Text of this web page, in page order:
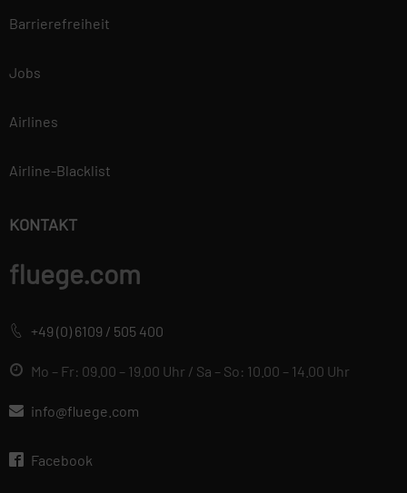
Barrierefreiheit
Jobs
Airlines
Airline-Blacklist
KONTAKT
fluege.com
+49 (0) 6109 / 505 400
Mo – Fr: 09.00 – 19.00 Uhr / Sa – So: 10.00 – 14.00 Uhr
info@fluege.com
Facebook